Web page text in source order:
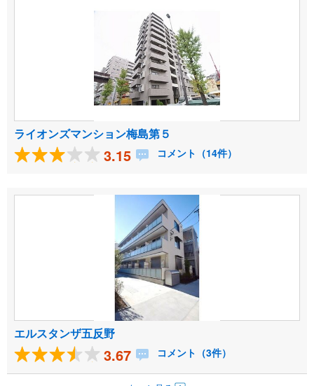
ライオンズマンション梅島第５
3.15 コメント（14件）
エルスタンザ五反野
3.67 コメント（3件）